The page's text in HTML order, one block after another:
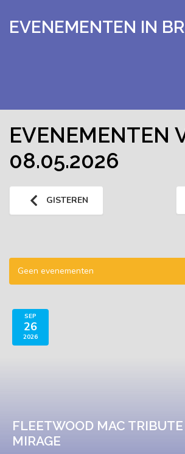
EVENEMENTEN IN
EVENEMENTEN
KALENDER
UITSTAPJES
EVENEMENTEN
08.05.2026
GISTEREN
Geen evenementen
SEP
26
2026
FLEETWOOD MAC
MIRAGE